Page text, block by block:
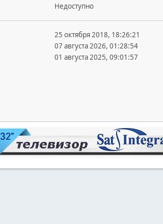
Недоступно
25 октября 2018, 18:26:21
07 августа 2026, 01:28:54
01 августа 2025, 09:01:57